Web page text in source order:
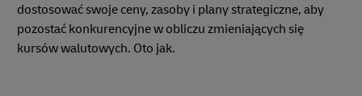
dostosować swoje ceny, zasoby i plany strategiczne, aby
pozostać konkurencyjne w obliczu zmieniających się
kursów walutowych. Oto jak.